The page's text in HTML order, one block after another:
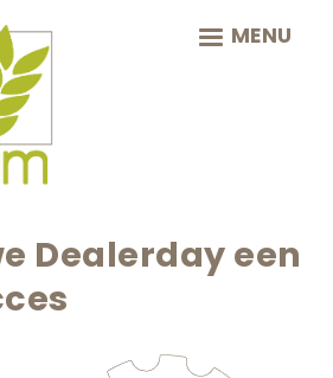
MENU
Dealerday een